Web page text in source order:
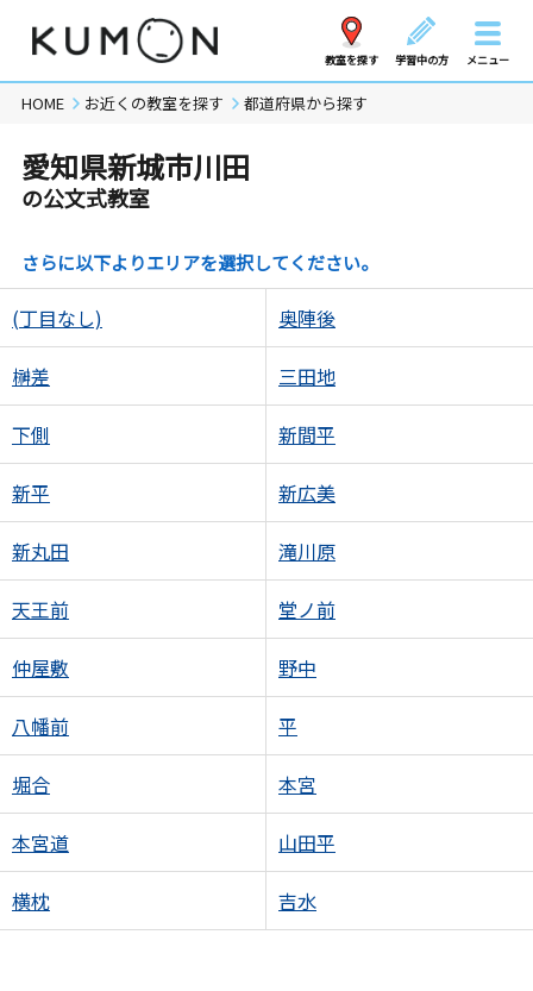
教室を探す 学習中の方 メニュー
HOME お近くの教室を探す 都道府県から探す
愛知県新城市川田
の公文式教室
さらに以下よりエリアを選択してください。
(丁目なし) 奥陣後
榊差 三田地
下側 新間平
新平 新広美
新丸田 滝川原
天王前 堂ノ前
仲屋敷 野中
八幡前 平
堀合 本宮
本宮道 山田平
横枕 吉水